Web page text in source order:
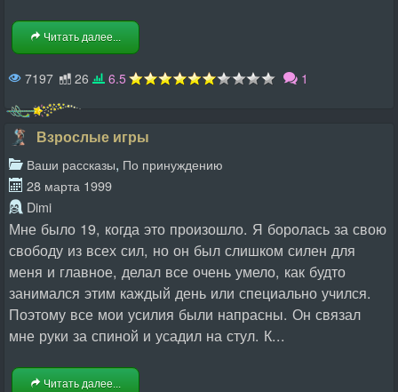
Читать далее...
7197 26 6.5 1
Взрослые игры
Ваши рассказы, По принуждению
28 марта 1999
Dimi
Мне было 19, когда это произошло. Я боролась за свою
свободу из всех сил, но он был слишком силен для
меня и главное, делал все очень умело, как будто
занимался этим каждый день или специально учился.
Поэтому все мои усилия были напрасны. Он связал
мне руки за спиной и усадил на стул. К...
Читать далее...